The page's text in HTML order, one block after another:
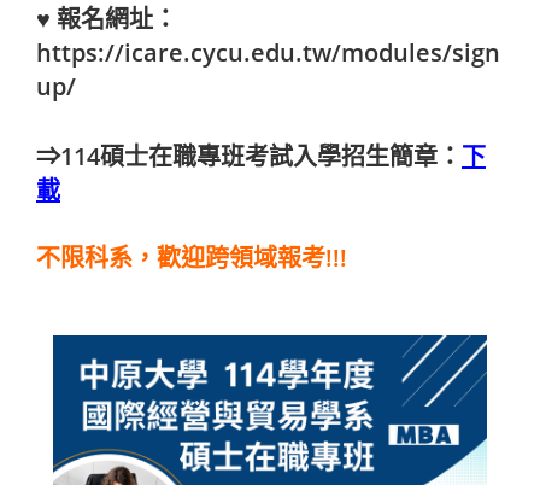
♥ 報名網址：
https://icare.cycu.edu.tw/modules/sign
up/
⇒114碩士在職專班考試入學招生簡章： 下
載
不限科系，歡迎跨領域報考!!!